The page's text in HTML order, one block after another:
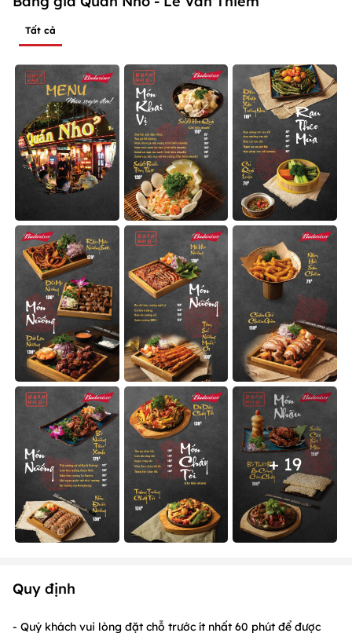
Tất cả
+ 19
Quy định
- Quý khách vui lòng đặt chỗ trước ít nhất 60 phút để được